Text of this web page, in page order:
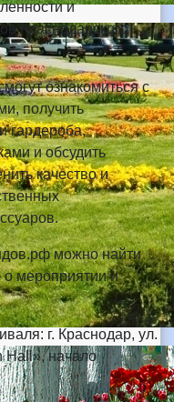
и
Краснодарского
ознакомиться с
получить
гардероба,
и обсудить
качество и
можно найти
мероприятии и
г. Краснодар, ул.
Hall», начало